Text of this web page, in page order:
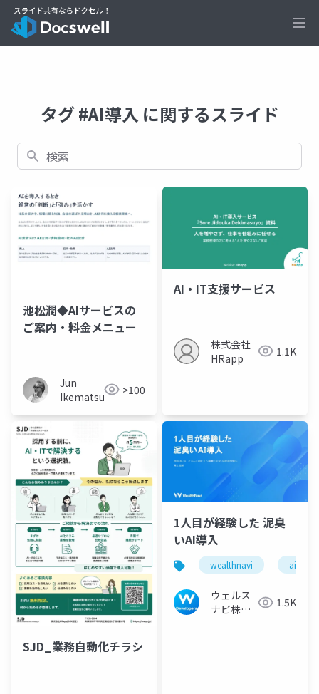
タグ #AI導入 に関するスライド
検索
池松潤◆AIサービスの
ご案内・料金メニュー
Jun
Ikematsu
>100
AI・IT支援サービス
株式会社
HRapp
1.1K
SJD_業務自動化チラシ
1人目が経験した 泥臭
いAI導入
wealthnavi ai
ウェルス
ナビ株式
1.5K